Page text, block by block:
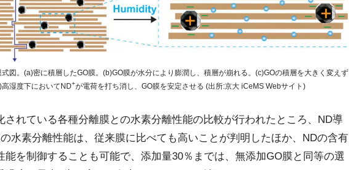
図。(a)密に積層したGO膜。(b)GO膜が水分により膨潤し、積層が崩れる。(c)GOの積層を大きく変えず
湿度下においてND+が電荷を打ち消し、GO膜を安定させる (出所:京大 iCeMS Webサイト)
されている各種分離膜との水素分離性能の比較が行われたところ、ND導
水素分離性能は、従来膜に比べても高いことが判明したほか、NDの含有
能を制御することも可能で、添加量30％までは、無添加GO膜と同等の選